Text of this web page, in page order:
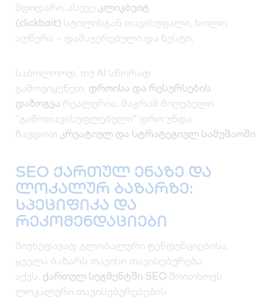
მდიდარი, ასევე კლიკბეიტ
(clickbait) სტილისგან თავისუფალი, ხოლო
აღწერა – დამაჯერებელი და ზუსტი.
საბოლოოდ, თუ AI სწორად
გამოვიყენეთ, დროისა და რესურსების
დაზოგვა რეალურია. მაგრამ მიღებული
“გამოთავისუფლებული” დრო უნდა
ჩავდოთ კრეატიულ და სტრატეგიულ სამუშაოში
SEO ქართულ ენაზე და
ლოკალურ ბაზარზე:
სპეციფიკა და
რეკომენდაციები
მიუხედავად გლობალური ტენდენციებისა,
ყველა ბაზარს თავისი თავისებურება
აქვს. ქართულ სეგმენტში SEO მოითხოვს
ლოკალური თავისებურებების